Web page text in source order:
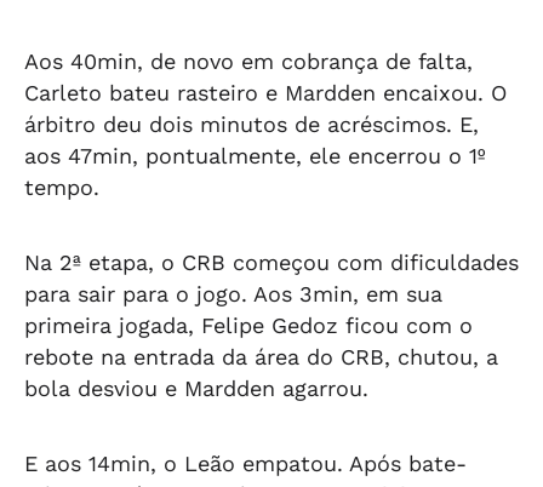
Aos 40min, de novo em cobrança de falta,
Carleto bateu rasteiro e Mardden encaixou. O
árbitro deu dois minutos de acréscimos. E,
aos 47min, pontualmente, ele encerrou o 1º
tempo.
Na 2ª etapa, o CRB começou com dificuldades
para sair para o jogo. Aos 3min, em sua
primeira jogada, Felipe Gedoz ficou com o
rebote na entrada da área do CRB, chutou, a
bola desviou e Mardden agarrou.
E aos 14min, o Leão empatou. Após bate-